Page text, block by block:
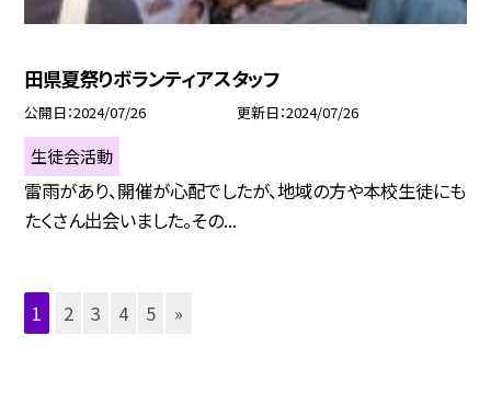
田県夏祭りボランティアスタッフ
公開日 2024/07/26 更新日 2024/07/26
生徒会活動
雷雨があり、開催が心配でしたが、地域の方や本校生徒にも
たくさん出会いました。その...
1 2 3 4 5 »